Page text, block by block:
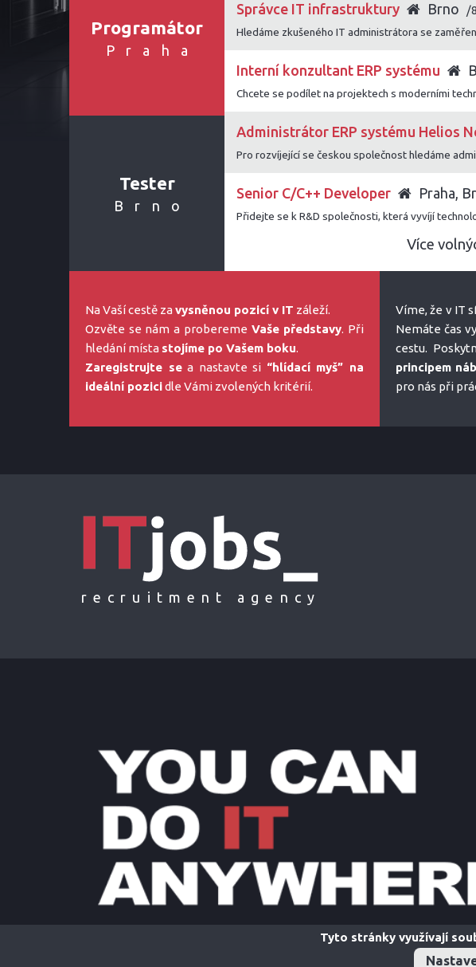
Programátor
Praha
Tester
Brno
Správce IT infrastruktury Brno
/
Interní konzultant ERP systému
Administrátor ERP systému Helios
Senior C/C++ Developer Praha,
Více
Na Vaší cestě zavysněnou pozicí v IT záleží.
Ozvěte se nám a probereme Vaše představy. Při
hledání místa stojíme po Vašem boku.
Zaregistrujte sea nastavte si “hlídací myš” na
ideální pozicidle Vámi zvolených kritérií.
Víme, že v IT
Nemáte čas
cestu.
principem
pro nás při
recruitment agency
Tyto stránky využívají